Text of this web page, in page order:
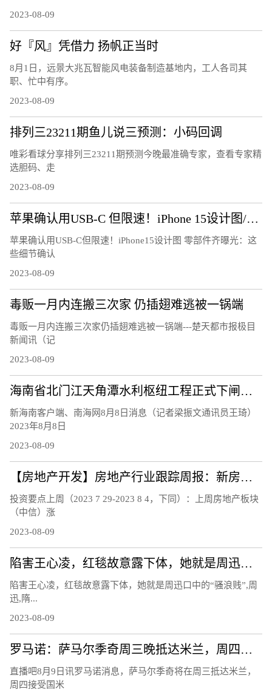
2023-08-09
好『风』凭借力 扬帆正当时
8月1日，远景大兆瓦智能风电装备制造基地内，工人各司其
职、忙中有序。
2023-08-09
排列三23211期鱼儿说三预测：小码回调
唯彩看球分享排列三23211期预测今晚最准确专家，查看专家精
选胆码、走
2023-08-09
苹果确认用USB-C 但限速！iPhone 15设计图/零部件齐曝光：这些细节确认
苹果确认用USB-C但限速！iPhone15设计图 零部件齐曝光：这
些细节确认
2023-08-09
毒贩一月内连搬三次家 仍插翅难逃被一锅端
毒贩一月内连搬三次家仍插翅难逃被一锅端---楚天都市报极目
新闻讯（记
2023-08-09
海南省北门江天角潭水利枢纽工程正式下闸蓄水
新海南客户端、南海网8月8日消息（记者梁振文通讯员王琦）
2023年8月8日
2023-08-09
【房地产开发】房地产行业跟踪周报：新房二手房销售持续下行，南京郑州等地发布楼市新政
投资要点上周（2023 7 29-2023 8 4，下同）：上周房地产板块
（中信）涨
2023-08-09
陷害王心凌，红毯故意露下体，她就是周迅口中的“骚浪贱”
陷害王心凌，红毯故意露下体，她就是周迅口中的“骚浪贱”,周
迅,隋...
2023-08-09
罗马诺：萨马尔季奇周三晚抵达米兰，周四上午接受国米体检
直播吧8月9日讯罗马诺消息，萨马尔季奇将在周三抵达米兰，
周四接受国米